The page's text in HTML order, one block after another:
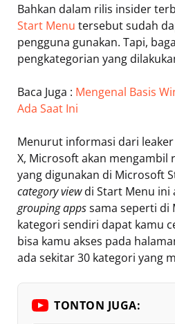
Bahkan dalam rilis insider
Start Menu tersebut sudah
pengguna gunakan. Tapi,
pengkategorian yang
Baca Juga : Mengenal Basis
Ada Saat Ini
Menurut informasi dari leaker
X, Microsoft akan mengambil
yang digunakan di Microsoft
category viewdi Start Menu ini
grouping appssama seperti di
kategori sendiri dapat kamu
bisa kamu akses pada
ada sekitar 30 kategori yang
TONTON JUGA: